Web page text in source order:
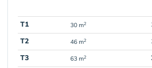
T1 30 m2
T2
46 m2
T3
63 m2